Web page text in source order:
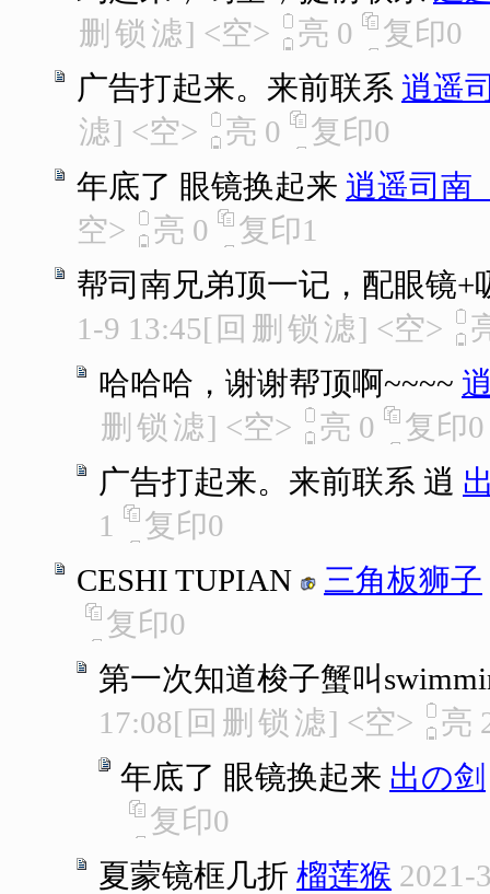
删 锁 滤] <空> 亮 0 复印0
广告打起来。来前联系 逍遥
滤] <空> 亮 0 复印0
年底了 眼镜换起来 逍遥司南
空>
亮 0 复印1
帮司南兄弟顶一记，配眼镜+
1-9 13:45[ 回 删 锁 滤] <空>
哈哈哈，谢谢帮顶啊~~~~
删 锁 滤] <空> 亮 0 复印0
广告打起来。来前联系 逍
1
复印0
CESHI TUPIAN
三角板狮子
复印0
第一次知道梭子蟹叫
17:08[ 回 删 锁 滤] <空> 亮
年底了 眼镜换起来 出の剑
复印0
夏蒙镜框几折 榴莲猴 2021-